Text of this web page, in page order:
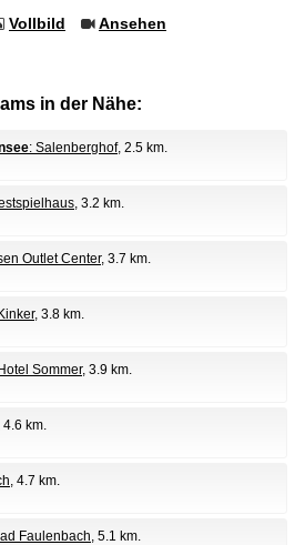
Vollbild Ansehen
in der Nähe:
: Salenberghof, 2.5 km.
, 3.2 km.
Outlet Center, 3.7 km.
, 3.8 km.
Sommer, 3.9 km.
4.6 km.
, 4.7 km.
Faulenbach, 5.1 km.